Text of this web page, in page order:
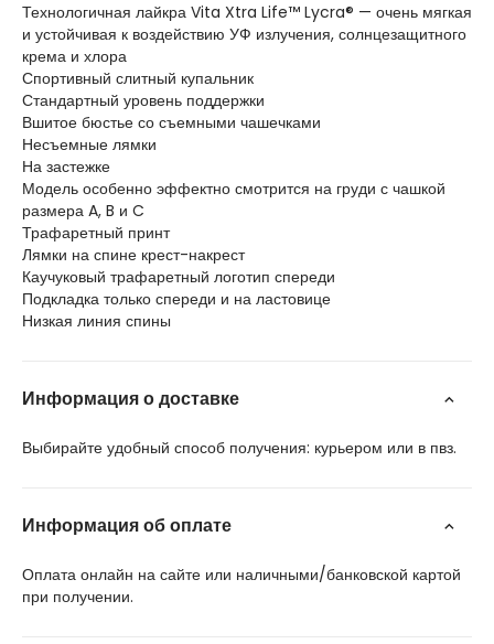
Технологичная лайкра Vita Xtra Life™ Lycra® — очень мягкая
и устойчивая к воздействию УФ излучения, солнцезащитного
крема и хлора
Спортивный слитный купальник
Стандартный уровень поддержки
Вшитое бюстье со съемными чашечками
Несъемные лямки
На застежке
Модель особенно эффектно смотрится на груди с чашкой
размера A, B и C
Трафаретный принт
Лямки на спине крест-накрест
Каучуковый трафаретный логотип спереди
Подкладка только спереди и на ластовице
Низкая линия спины
Информация о доставке
Выбирайте удобный способ получения: курьером или в пвз.
Информация об оплате
Оплата онлайн на сайте или наличными/банковской картой
при получении.